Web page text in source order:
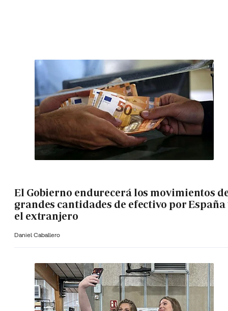
El Gobierno endurecerá los movimientos
grandes cantidades de efectivo por España
el extranjero
Daniel Caballero